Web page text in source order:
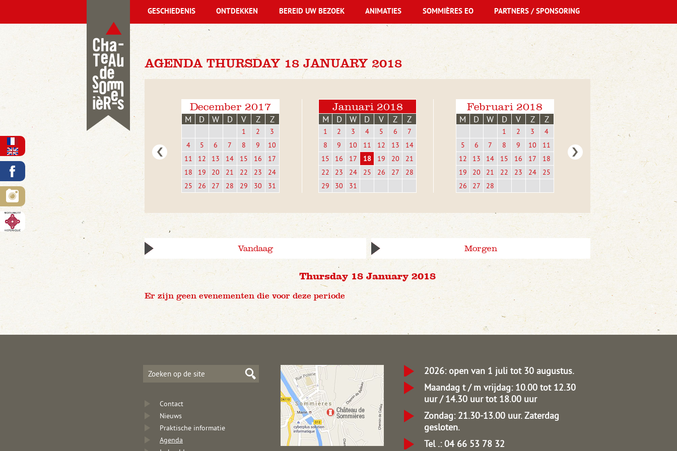
AGENDA THURSDAY 18 JANUARY 2018
December 2017
M D W D V Z Z
1 2
3
4
5 6 7 8 9
10
11
12 13 14 15 16
17
18
19 20 21 22 23
24
25
26 27 28 29 30 31
Januari 2018
M D W D V Z Z
1 2 3 4 5 6
7
8
9 10 11 12 13
14
15
16 17 18 19 20
21
22
23 24 25 26 27
28
29
30 31
Februari 2018
M D W D V Z Z
1 2 3
4
5
6 7 8 9 10
11
12
13 14 15 16 17
18
19
20 21 22 23 24
25
26
27 28
Vandaag Morgen
Thursday 18 January 2018
Er zijn geen evenementen die voor deze periode
GESCHIEDENIS ONTDEKKEN BEREID UW BEZOEK ANIMATIES SOMMIÈRES EO PARTNERS / SPONSORING
Contact
Nieuws
Praktische informatie
Agenda
2026: open van 1 juli tot 30 augustus.
Maandag t / m vrijdag: 10.00 tot 12.30
uur / 14.30 uur tot 18.00 uur
Zondag: 21.30-13.00 uur.Zaterdag
gesloten.
Tel .: 04 66 53 78 32